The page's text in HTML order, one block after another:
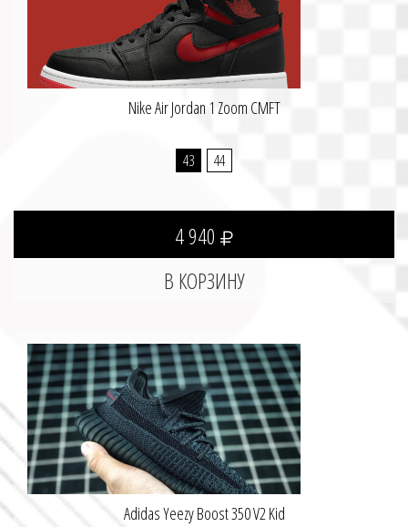
Nike Air Jordan 1 Zoom CMFT
43 44
4 940
Adidas Yeezy Boost 350 V2 Kid